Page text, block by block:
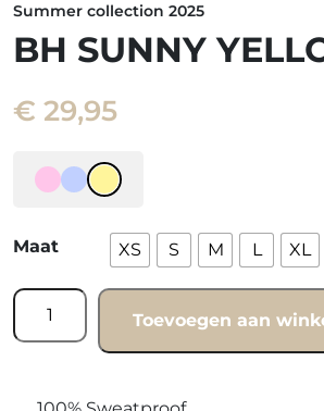
Summer collection 2025
BH SUNNY
€ 29,95
Maat XS S M L XL
Bh
sunny
Toevoegen aan